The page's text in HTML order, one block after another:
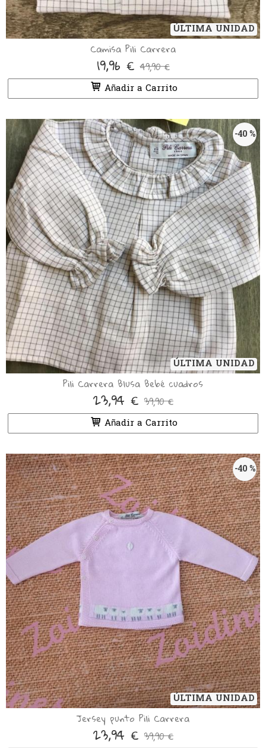
ÚLTIMA UNIDAD
Camisa Pili Carrera
19,96 €49,90 €
Añadir a Carrito
ÚLTIMA UNIDAD
-40 %
Pili Carrera Blusa Bebé cuadros
23,94 € 39,90 €
Añadir a Carrito
ÚLTIMA UNIDAD
-40 %
Jersey punto Pili Carrera
23,94 € 39,90 €